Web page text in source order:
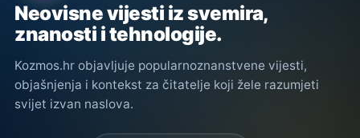
Neovisne vijesti iz svemira,
znanosti i tehnologije.
Kozmos.hr objavljuje popularnoznanstvene vijesti,
objašnjenja i kontekst za čitatelje koji žele razumjeti
svijet izvan naslova.